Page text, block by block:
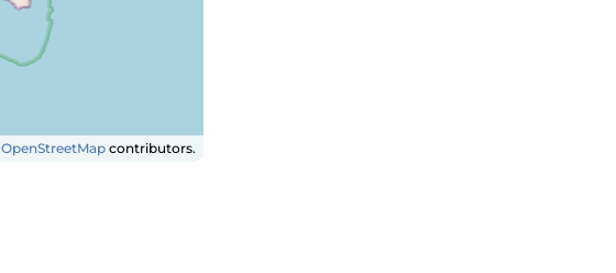
OpenStreetMapcontributors.